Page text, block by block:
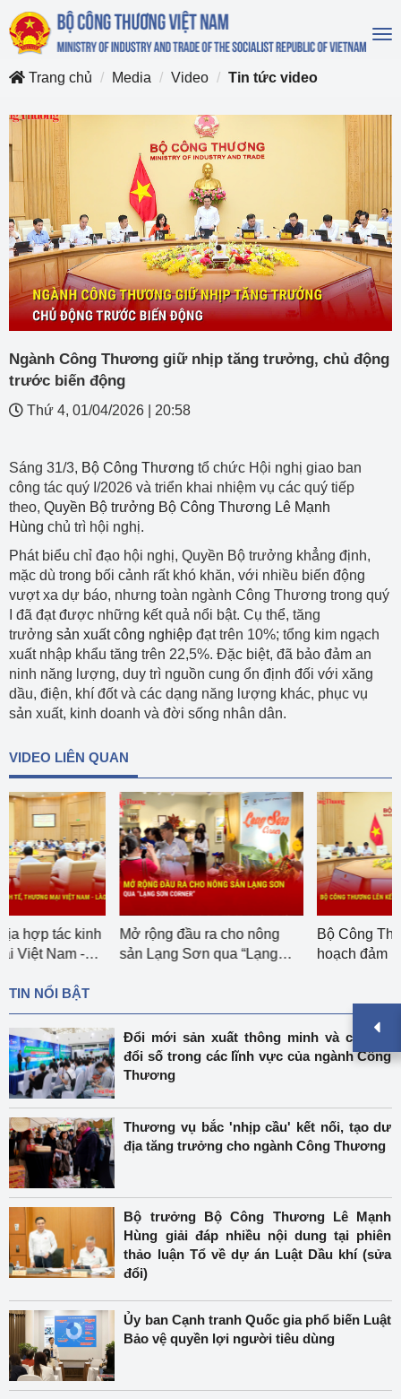
Trang chủ
Media Video Tin tức video
Ngành Công Thương giữ nhịp tăng trưởng, chủ động
trước biến động
Thứ 4, 01/04/2026 20:58
Sáng 31/3, Bộ Công Thương tổ chức Hội nghị giao ban
công tác quý I/2026 và triển khai nhiệm vụ các quý tiếp
theo, Quyền Bộ trưởng Bộ Công Thương Lê Mạnh
Hùng chủ trì hội nghị.
Phát biểu chỉ đạo hội nghị, Quyền Bộ trưởng khẳng định,
mặc dù trong bối cảnh rất khó khăn, với nhiều biến động
vượt xa dự báo, nhưng toàn ngành Công Thương trong quý
I đã đạt được những kết quả nổi bật. Cụ thể, tăng
trưởng sản xuất công nghiệp đạt trên 10%; tổng kim ngạch
xuất nhập khẩu tăng trên 22,5%. Đặc biệt, đã bảo đảm an
ninh năng lượng, duy trì nguồn cung ổn định đối với xăng
dầu, điện, khí đốt và các dạng năng lượng khác, phục vụ
sản xuất, kinh doanh và đời sống nhân dân.
VIDEO LIÊN QUAN
Mở rộng đầu ra cho nông
sản Lạng Sơn qua “Lạng
Bộ Công Thương lên kế
hoạch đảm bảo cấp điện
TIN NỔI BẬT
Đổi mới sản xuất thông minh và chuyển
đổi số trong các lĩnh vực của ngành Công
Thương
Thương vụ bắc 'nhịp cầu' kết nối, tạo dư
địa tăng trưởng cho ngành Công Thương
Bộ trưởng Bộ Công Thương Lê Mạnh
Hùng giải đáp nhiều nội dung tại phiên
thảo luận Tổ về dự án Luật Dầu khí (sửa
đổi)
Ủy ban Cạnh tranh Quốc gia phổ biến Luật
Bảo vệ quyền lợi người tiêu dùng